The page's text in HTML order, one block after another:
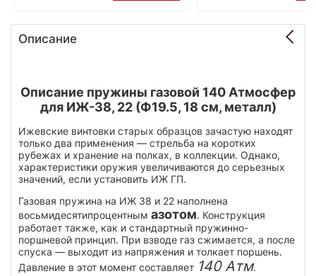
Описание
Описание пружины газовой 140 Атмосфер
для ИЖ-38, 22 (Ф19.5, 18 см, металл)
Ижевские винтовки старых образцов зачастую находят
только два применения — стрельба на коротких
рубежах и хранение на полках, в коллекции. Однако,
характеристики оружия увеличиваются до серьезных
значений, если установить ИЖ ГП.
Газовая пружина на ИЖ 38 и 22 наполнена
восьмидесятипроцентным азотом. Конструкция
работает также, как и стандартный пружинно-
поршневой принцип. При взводе газ сжимается, а после
спуска — выходит из напряжения и толкает поршень.
Давление в этот момент составляет 140 Атм.